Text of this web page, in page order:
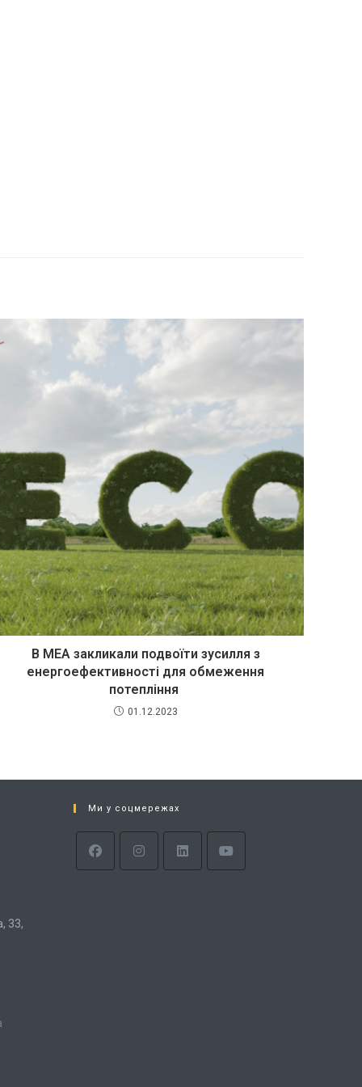
В МЕА закликали подвоїти зусилля з
енергоефективності для обмеження
потепління
01.12.2023
33,
Ми у соцмережах